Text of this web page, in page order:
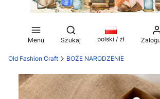
Menu
Otwórz wyszukiwarkę
Szukaj polski / zł
Old Fashion Craft BOŻE NARODZENIE